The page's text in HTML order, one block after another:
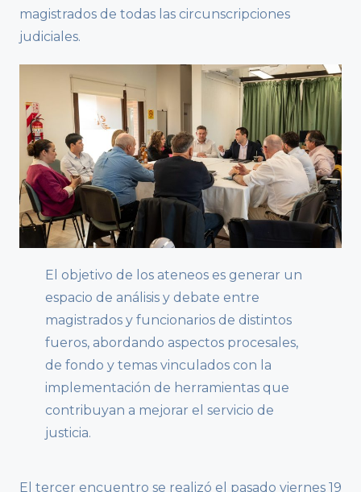
magistrados de todas las circunscripciones
judiciales.
El objetivo de los ateneos es generar un
espacio de análisis y debate entre
magistrados y funcionarios de distintos
fueros, abordando aspectos procesales,
de fondo y temas vinculados con la
implementación de herramientas que
contribuyan a mejorar el servicio de
justicia.
El tercer encuentro se realizó el pasado viernes 19